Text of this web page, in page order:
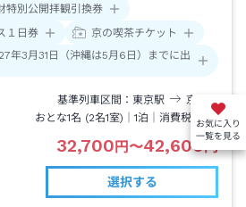
特別公開拝観引換券
１日券
京の喫茶チケット
3月31日（沖縄は5月6日）までに出
基準列車区間 東京駅 京都
駅
おとな1名 (2名1室)｜1泊 ｜消費税込
32,700円〜42,600円
選択する
お気に入り
一覧を見る